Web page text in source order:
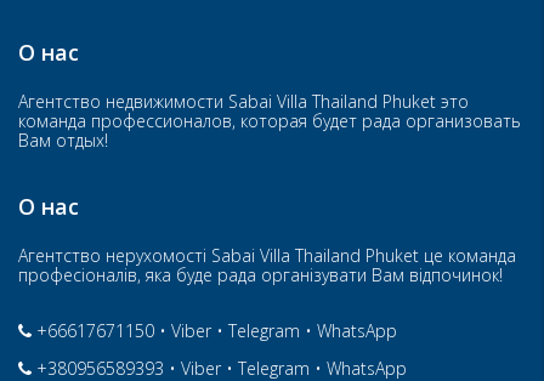
О нас
Агентство недвижимости Sabai Villa Thailand Phuket это
команда профессионалов, которая будет рада организовать
Вам отдых!
О нас
Агентство нерухомості Sabai Villa Thailand Phuket це команда
професіоналів, яка буде рада організувати Вам відпочинок!
+66617671150 • Viber •Telegram • WhatsApp
+380956589393 • Viber •Telegram • WhatsApp